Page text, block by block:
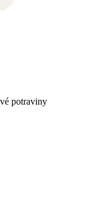
potraviny